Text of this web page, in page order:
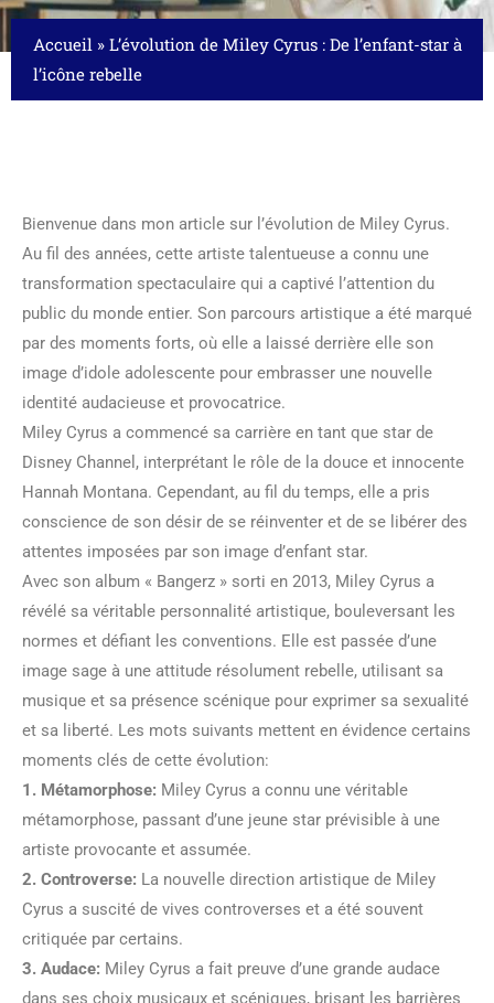
Accueil » L’évolution de Miley Cyrus : De l’enfant-star à
l’icône rebelle
Bienvenue dans mon article sur l’évolution de Miley Cyrus.
Au fil des années, cette artiste talentueuse a connu une
transformation spectaculaire qui a captivé l’attention du
public du monde entier. Son parcours artistique a été marqué
par des moments forts, où elle a laissé derrière elle son
image d’idole adolescente pour embrasser une nouvelle
identité audacieuse et provocatrice.
Miley Cyrus a commencé sa carrière en tant que star de
Disney Channel, interprétant le rôle de la douce et innocente
Hannah Montana. Cependant, au fil du temps, elle a pris
conscience de son désir de se réinventer et de se libérer des
attentes imposées par son image d’enfant star.
Avec son album « Bangerz » sorti en 2013, Miley Cyrus a
révélé sa véritable personnalité artistique, bouleversant les
normes et défiant les conventions. Elle est passée d’une
image sage à une attitude résolument rebelle, utilisant sa
musique et sa présence scénique pour exprimer sa sexualité
et sa liberté. Les mots suivants mettent en évidence certains
moments clés de cette évolution:
1. Métamorphose: Miley Cyrus a connu une véritable
métamorphose, passant d’une jeune star prévisible à une
artiste provocante et assumée.
2. Controverse: La nouvelle direction artistique de Miley
Cyrus a suscité de vives controverses et a été souvent
critiquée par certains.
3. Audace: Miley Cyrus a fait preuve d’une grande audace
dans ses choix musicaux et scéniques, brisant les barrières